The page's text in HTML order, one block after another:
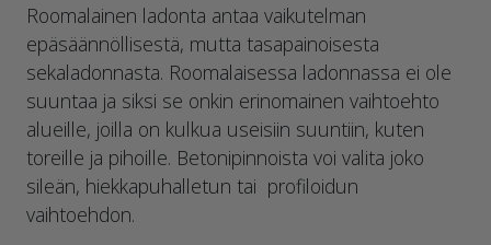
Roomalainen ladonta antaa vaikutelman
epäsäännöllisestä, mutta tasapainoisesta
sekaladonnasta. Roomalaisessa ladonnassa ei ole
suuntaa ja siksi se onkin erinomainen vaihtoehto
alueille, joilla on kulkua useisiin suuntiin, kuten
toreille ja pihoille. Betonipinnoista voi valita joko
sileän, hiekkapuhalletun tai profiloidun
vaihtoehdon.